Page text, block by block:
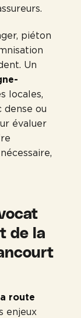
piéton
Un
locales,
ou
évaluer
de la
route
enjeux